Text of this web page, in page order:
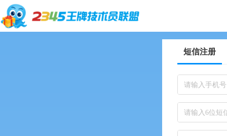
短信注册
请输入手机号
请输入6位短